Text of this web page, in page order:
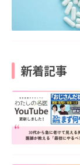
新着記事